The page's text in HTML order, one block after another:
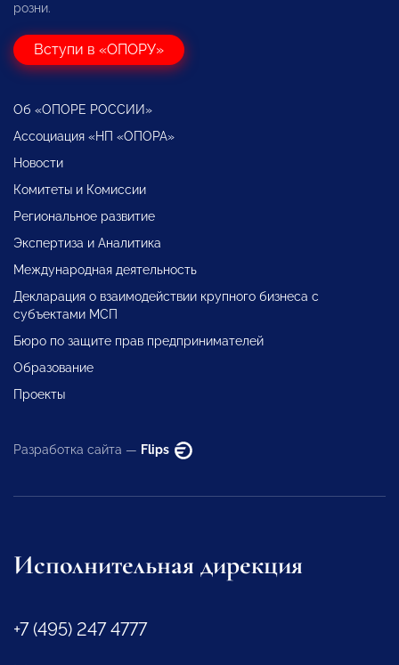
розни.
Вступи в «ОПОРУ»
Об «ОПОРЕ РОССИИ»
Ассоциация «НП «ОПОРА»
Новости
Комитеты и Комиссии
Региональное развитие
Экспертиза и Аналитика
Международная деятельность
Декларация о взаимодействии крупного бизнеса с
субъектами МСП
Бюро по защите прав предпринимателей
Образование
Проекты
Разработка сайта — Flips
Исполнительная дирекция
+7 (495) 247 4777